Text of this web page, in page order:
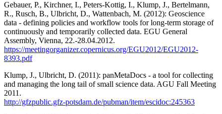
Gebauer, P., Kirchner, I., Peters-Kottig, I., Klump, J., Bertelmann,
R., Rusch, B., Ulbricht, D., Wattenbach, M. (2012): Geoscience
data - defining policies and workflow tools for long-term storage of
continuously and temporarily collected data. EGU General
Assembly, Vienna, 22.-28.04.2012.
https://meetingorganizer.copernicus.org/EGU2012/EGU2012-
8393.pdf
Klump, J., Ulbricht, D. (2011): panMetaDocs - a tool for collecting
and managing the long tail of small science data. AGU Fall Meeting
2011.
http://gfzpublic.gfz-potsdam.de/pubman/item/escidoc:245363